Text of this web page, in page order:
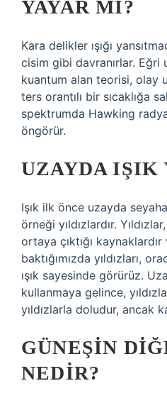
YAYAR MI?
Kara delikler ışığı
cisim gibi davranırlar. Eğri
kuantum alan teorisi, olay
ters orantılı bir sıcaklığa
spektrumda Hawking
öngörür.
UZAYDA IŞIK
Işık ilk önce uzayda
örneği yıldızlardır.
ortaya çıktığı
baktığımızda yıldızları,
ışık sayesinde görürüz.
kullanmaya gelince,
yıldızlarla doludur, ancak
GÜNEŞIN
NEDIR?